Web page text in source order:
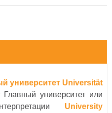
университет Universität
университет или
University